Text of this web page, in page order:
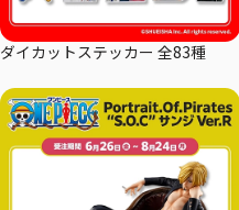
ダイカットステッカー 全83種